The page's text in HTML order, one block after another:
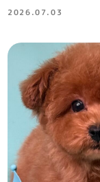
投稿日
2026.07.03